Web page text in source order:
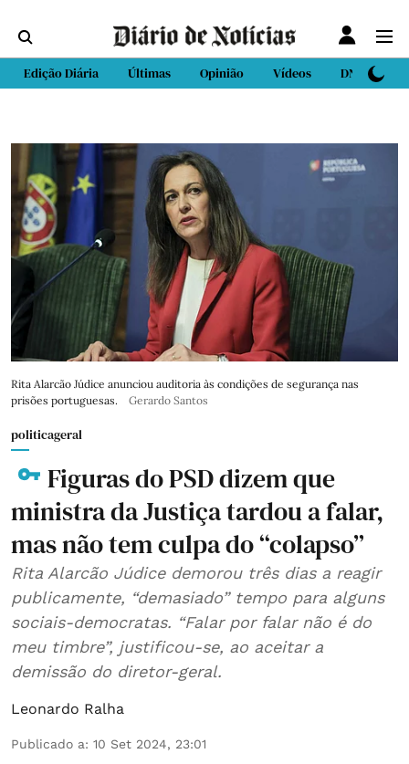
Edição Diária Últimas Opinião Vídeos DN Sport
Rita Alarcão Júdice anunciou auditoria às condições de segurança nas
prisões portuguesas.
Gerardo Santos
politicageral
Figuras do PSD dizem que
ministra da Justiça tardou a falar,
mas não tem culpa do “colapso”
Rita Alarcão Júdice demorou três dias a reagir
publicamente, “demasiado” tempo para alguns
sociais-democratas. “Falar por falar não é do
meu timbre”, justificou-se, ao aceitar a
demissão do diretor-geral.
Leonardo Ralha
Publicado a: 10 Set 2024, 23:01